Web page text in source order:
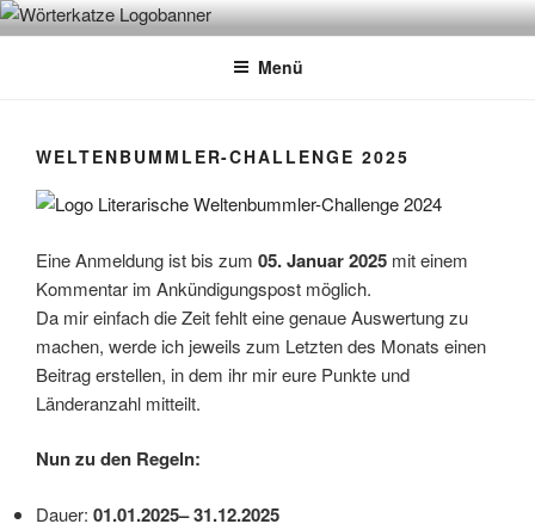
Zum
InhaltWÖRTERKATZE
Von Büchern erzählen
Menü
WELTENBUMMLER-CHALLENGE 2025
Eine Anmeldung ist bis zum 05. Januar 2025 mit einem
Kommentar im Ankündigungspost möglich.
Da mir einfach die Zeit fehlt eine genaue Auswertung zu
machen, werde ich jeweils zum Letzten des Monats einen
Beitrag erstellen, in dem ihr mir eure Punkte und
Länderanzahl mitteilt.
Nun zu den Regeln:
Dauer: 01.01.2025– 31.12.2025